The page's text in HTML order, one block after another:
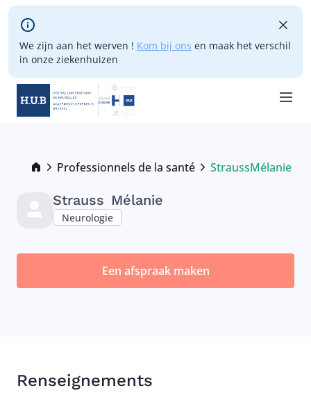
Skip to main content
We zijn aan het werven ! Kom bij ons en maak het verschil
in onze ziekenhuizen
Breadcrumb
Professionnels de la santé
Current:
StraussMélanie
Strauss Mélanie
Neurologie
Een afspraak maken
Renseignements